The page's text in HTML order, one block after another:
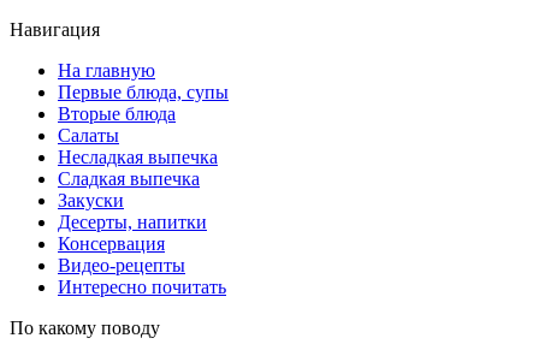
Навигация
На главную
Первые блюда, супы
Вторые блюда
Салаты
Несладкая выпечка
Сладкая выпечка
Закуски
Десерты, напитки
Консервация
Видео-рецепты
Интересно почитать
По какому поводу